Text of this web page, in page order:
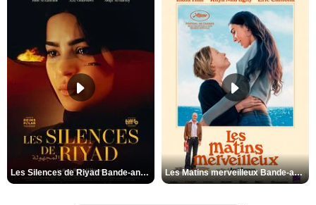
Les Silences de Riyad Bande-annonce VO STFR Les Matins merveilleux Bande-annonce VF